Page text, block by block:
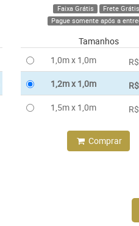
Faixa Grátis
Frete Grátis
Pague somente após a
Tamanhos
1,0m x 1,0m
R$
1,2m x 1,0m R$
1,5m x 1,0m R$
Comprar